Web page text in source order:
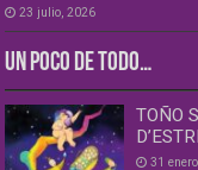
23 julio, 2026
UN POCO DE TODO…
TOÑO
31